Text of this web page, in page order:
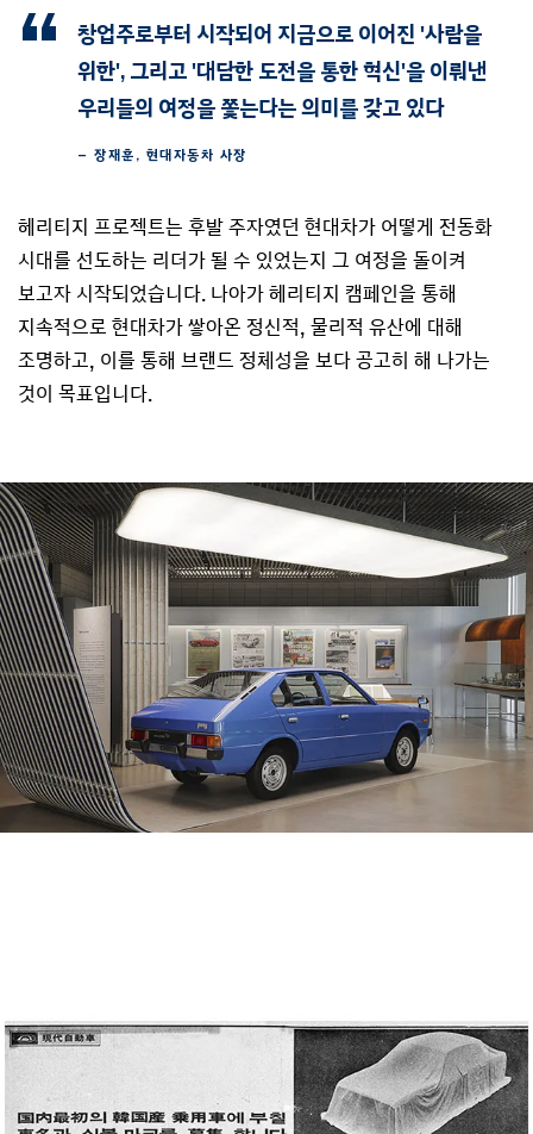
창업주로부터 시작되어 지금으로 이어진 '사람을
위한', 그리고 '대담한 도전을 통한 혁신'을 이뤄낸
우리들의 여정을 쫓는다는 의미를 갖고 있다
– 장재훈, 현대자동차 사장
헤리티지 프로젝트는 후발 주자였던 현대차가 어떻게 전동화
시대를 선도하는 리더가 될 수 있었는지 그 여정을 돌이켜
보고자 시작되었습니다. 나아가 헤리티지 캠페인을 통해
지속적으로 현대차가 쌓아온 정신적, 물리적 유산에 대해
조명하고, 이를 통해 브랜드 정체성을 보다 공고히 해 나가는
것이 목표입니다.